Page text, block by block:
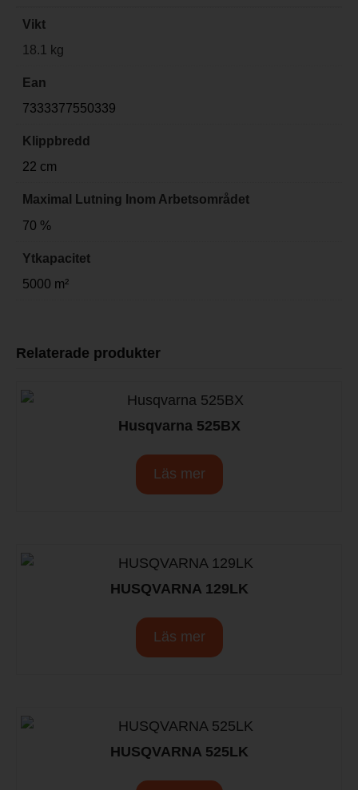
Vikt
18.1 kg
Ean
7333377550339
Klippbredd
22 cm
Maximal Lutning Inom Arbetsområdet
70 %
Ytkapacitet
5000 m²
Relaterade produkter
Husqvarna 525BX
Läs mer
HUSQVARNA 129LK
Läs mer
HUSQVARNA 525LK